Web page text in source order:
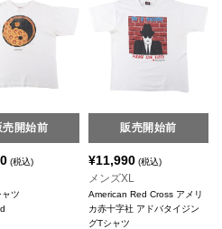
売開始前
(税込)
ツ
販売開始前
¥11,990 (税込)
メンズXL
American Red Cross アメリ
カ赤十字社 アドバタイジン
グTシャツ